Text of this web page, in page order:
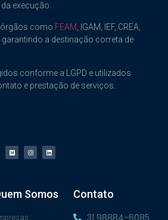
execução.
órgãos como FEAM , IGAM, IEF, CREA,
garantindo a destinação correta de
conforme a LGPD e utilizados
e prestação de serviços.
Somos Contato
31 98884-6085